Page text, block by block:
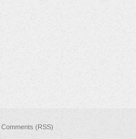
Comments (RSS)